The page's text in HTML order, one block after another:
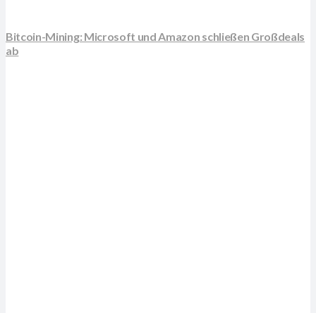
Bitcoin-Mining: Microsoft und Amazon schließen Großdeals
ab